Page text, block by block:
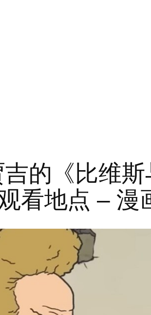
吉的《比维
看地点 – 漫